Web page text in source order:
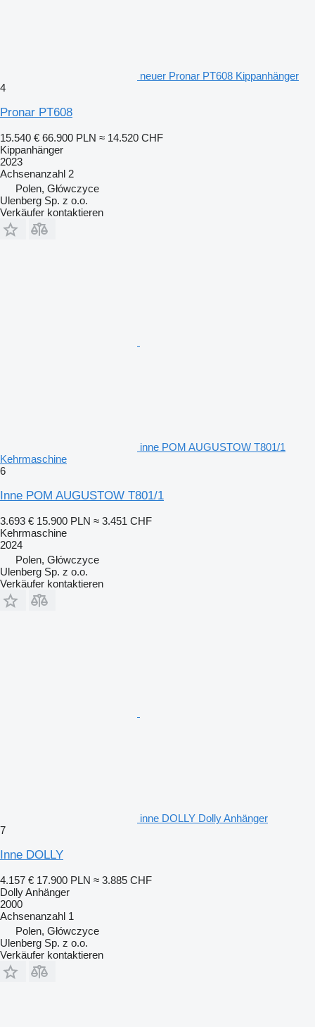
neuer Pronar PT608 Kippanhänger
4
Pronar PT608
15.540 € 66.900 PLN ≈ 14.520 CHF
Kippanhänger
2023
Achsenanzahl 2
Polen, Główczyce
Ulenberg Sp. z o.o.
Verkäufer kontaktieren
inne POM AUGUSTOW T801/1
Kehrmaschine
6
Inne POM AUGUSTOW T801/1
3.693 € 15.900 PLN ≈ 3.451 CHF
Kehrmaschine
2024
Polen, Główczyce
Ulenberg Sp. z o.o.
Verkäufer kontaktieren
inne DOLLY Dolly Anhänger
7
Inne DOLLY
4.157 € 17.900 PLN ≈ 3.885 CHF
Dolly Anhänger
2000
Achsenanzahl 1
Polen, Główczyce
Ulenberg Sp. z o.o.
Verkäufer kontaktieren